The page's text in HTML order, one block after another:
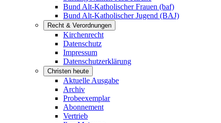
Bund Alt-Katholischer Frauen (baf)
Bund Alt-Katholischer Jugend (BAJ)
Recht & Verordnungen
Kirchenrecht
Datenschutz
Impressum
Datenschutzerklärung
Christen heute
Aktuelle Ausgabe
Archiv
Probeexemplar
Abonnement
Vertrieb